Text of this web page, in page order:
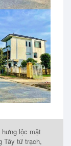
hưng lộc mặt
Tây tứ trạch,